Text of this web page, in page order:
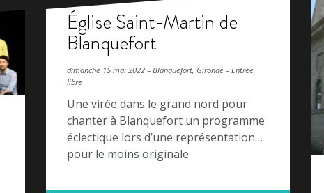
Église Saint-Martin de
Blanquefort
dimanche 15 mai 2022 – Blanquefort, Gironde – Entrée
libre
Une virée dans le grand nord pour
chanter à Blanquefort un programme
éclectique lors d’une représentation…
pour le moins originale